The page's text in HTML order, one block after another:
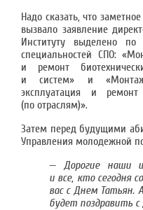
Надо сказать, что
вызвало заявление
Институту выделено
специальностей СПО:
и ремонт
и систем» и «Монтаж,
эксплуатация и
(по отраслям)».
Затем перед будущими
Управления молодежной
— Дорогие наши
и все, кто сегодня
вас с Днем Татьян.
будет поздравить